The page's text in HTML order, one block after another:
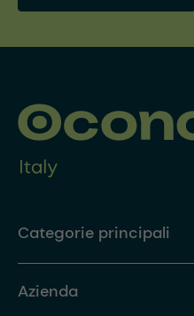
Categorie principali
Azienda